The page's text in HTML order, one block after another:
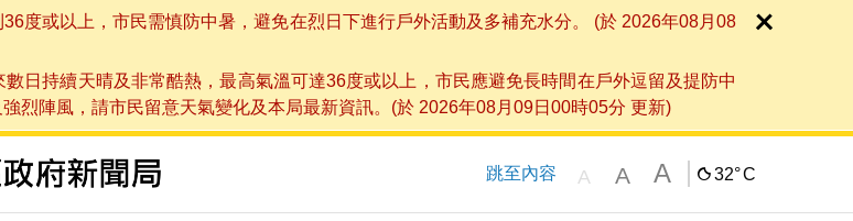
度或以上，市民需慎防中暑，避免在烈日下進行戶外活動及多補充水分。 (於 2026年08月08
日持續天晴及非常酷熱，最高氣溫可達36度或以上，市民應避免長時間在戶外逗留及提防中
烈陣風，請市民留意天氣變化及本局最新資訊。(於 2026年08月09日00時05分 更新)
跳至內容 A A A 32°C